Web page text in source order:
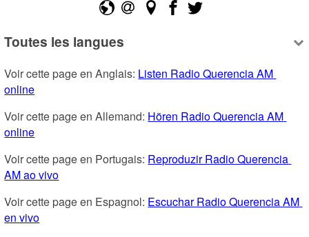
Toutes les langues
Voir cette page en Anglais: Listen Radio Querencia AM
online
Voir cette page en Allemand: Hören Radio Querencia AM
online
Voir cette page en Portugais: Reproduzir Radio Querencia
AM ao vivo
Voir cette page en Espagnol: Escuchar Radio Querencia AM
en vivo